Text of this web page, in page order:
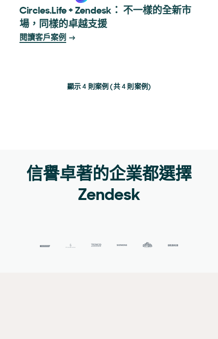
Circles.Life + Zendesk： 不一樣的全新市
場，同樣的卓越支援
閱讀客戶案例
顯示 4 則案例 (共 4 則案例)
信譽卓著的企業都選擇
Zendesk